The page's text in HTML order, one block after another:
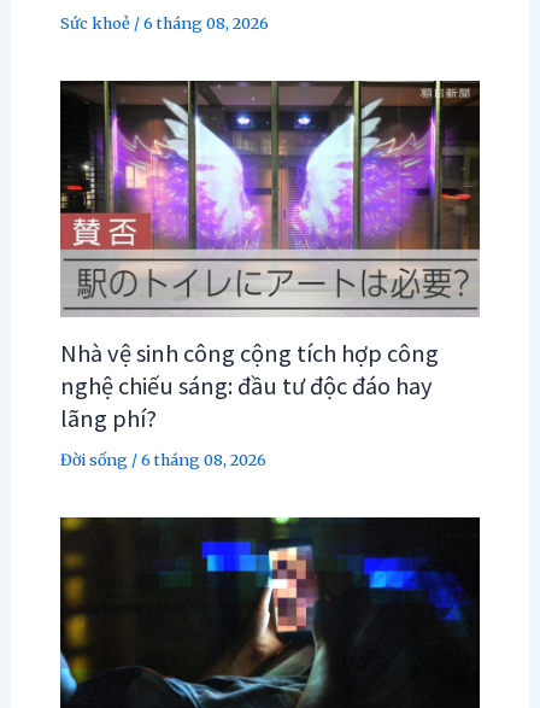
Sức khoẻ/6 tháng 08, 2026
Nhà vệ sinh công cộng tích hợp công
nghệ chiếu sáng: đầu tư độc đáo hay
lãng phí?
Đời sống/6 tháng 08, 2026